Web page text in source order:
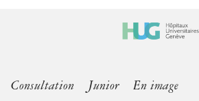
Consultation Junior
En image